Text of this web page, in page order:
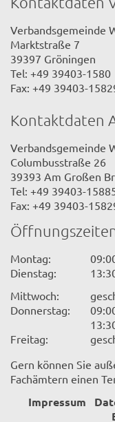
Verbandsgemeinde
Marktstraße 7
39397 Gröningen
Tel: +49 39403-1580
Fax: +49 39403-
Kontaktdaten
Verbandsgemeinde
Columbusstraße 26
39393 Am Großen
Tel: +49 39403-
Fax: +49 39403-
Montag:
Dienstag:
Mittwoch:
Donnerstag:
Freitag:
Gern können Sie
Fachämtern einen
Impressum